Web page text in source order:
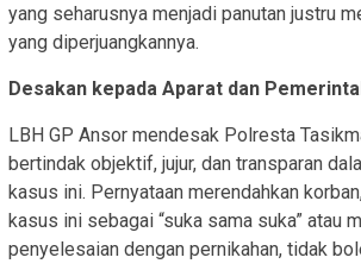
yang seharusnya menjadi panutan justru
yang diperjuangkannya.
Desakan kepada Aparat dan
LBH GP Ansor mendesak Polresta
bertindak objektif, jujur, dan transparan
kasus ini. Pernyataan merendahkan
kasus ini sebagai “suka sama suka” atau
penyelesaian dengan pernikahan, tidak